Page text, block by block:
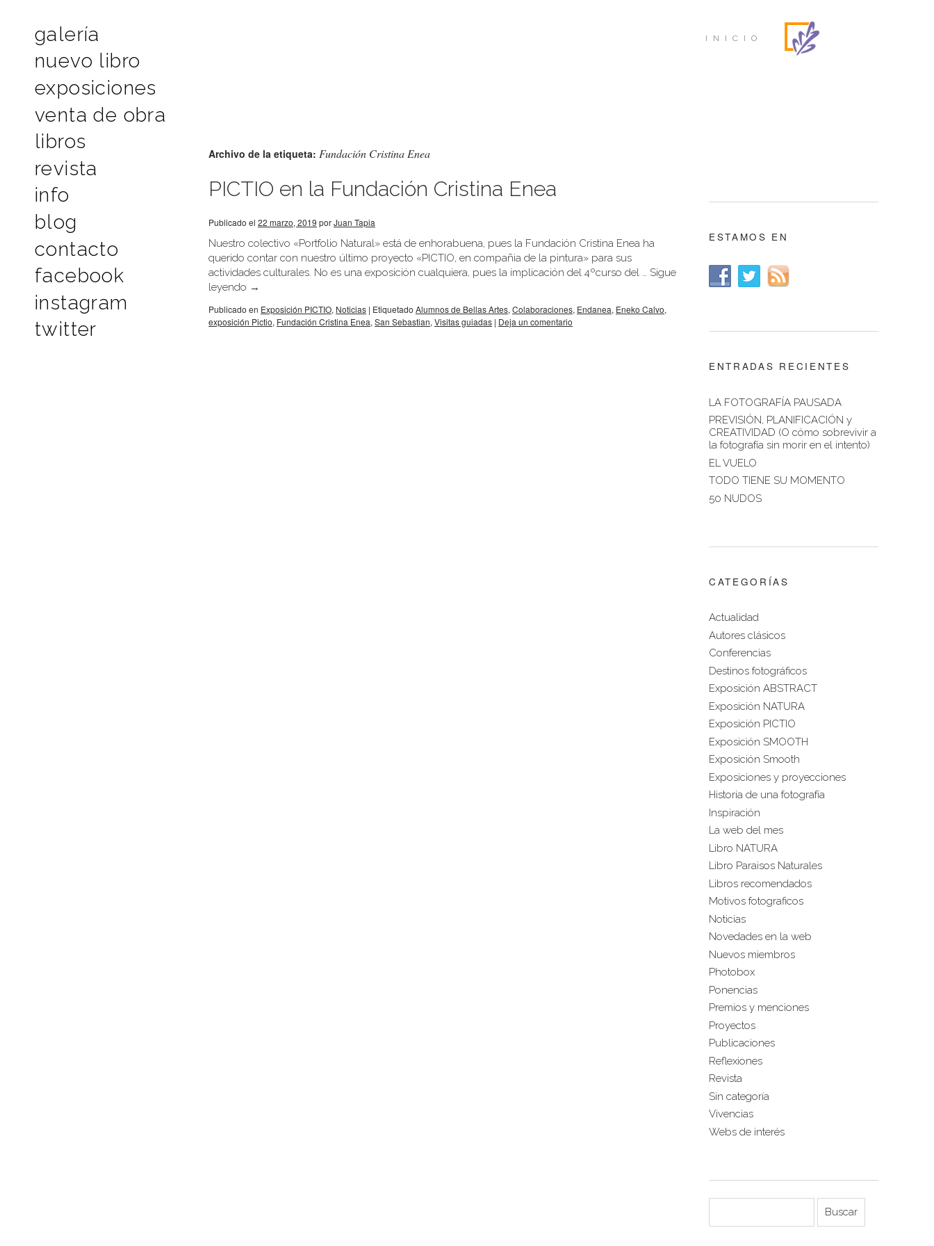
galería
nuevo libro
exposiciones
venta de obra
libros
revista
info
blog
contacto
facebook
instagram
twitter
INICIO
Archivo de la etiqueta: Fundación Cristina Enea
PICTIO en la Fundación Cristina Enea
Publicado el 22 marzo, 2019 porJuan Tapia
Nuestro colectivo «Portfolio Natural» está de enhorabuena, pues la Fundación Cristina Enea ha
querido contar con nuestro último proyecto «PICTIO, en compañia de la pintura» para sus
actividades culturales. No es una exposición cualquiera, pues la implicación del 4ºcurso del … Sigue
leyendo →
Publicado en Exposición PICTIO, Noticias | Etiquetado Alumnos de Bellas Artes, Colaboraciones, Endanea, Eneko Calvo,
exposición Pictio, Fundación Cristina Enea, San Sebastian, Visitas guiadas | Deja un comentario
ESTAMOS EN
ENTRADAS RECIENTES
LA FOTOGRAFÍA PAUSADA
PREVISIÓN, PLANIFICACIÓN y
CREATIVIDAD (O cómo sobrevivir a
la fotografía sin morir en el intento)
EL VUELO
TODO TIENE SU MOMENTO
50 NUDOS
CATEGORÍAS
Actualidad
Autores clásicos
Conferencias
Destinos fotográficos
Exposición ABSTRACT
Exposición NATURA
Exposición PICTIO
Exposición SMOOTH
Exposición Smooth
Exposiciones y proyecciones
Historia de una fotografía
Inspiración
La web del mes
Libro NATURA
Libro Paraisos Naturales
Libros recomendados
Motivos fotograficos
Noticias
Novedades en la web
Nuevos miembros
Photobox
Ponencias
Premios y menciones
Proyectos
Publicaciones
Reflexiones
Revista
Sin categoría
Vivencias
Webs de interés